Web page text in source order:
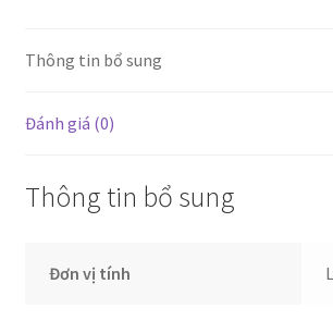
lượng
Thông tin bổ sung
Đánh giá (0)
Thông tin bổ sung
Đơn vị tính